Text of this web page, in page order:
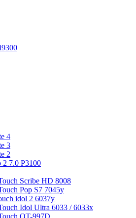
4
3
2
2 7.0 P3100
Scribe HD 8008
Pop S7 7045y
idol 2 6037y
Idol Ultra 6033 / 6033x